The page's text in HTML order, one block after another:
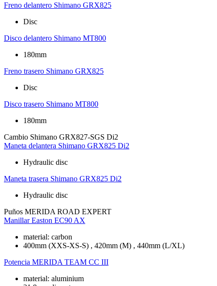
Freno delantero Shimano GRX825
Disc
Disco delantero Shimano MT800
180mm
Freno trasero Shimano GRX825
Disc
Disco trasero Shimano MT800
180mm
Cambio Shimano GRX827-SGS Di2
Maneta delantera Shimano GRX825 Di2
Hydraulic disc
Maneta trasera Shimano GRX825 Di2
Hydraulic disc
Puños MERIDA ROAD EXPERT
Manillar Easton EC90 AX
material: carbon
400mm (XXS-XS-S) , 420mm (M) , 440mm (L/XL)
Potencia MERIDA TEAM CC III
material: aluminium